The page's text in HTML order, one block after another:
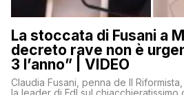
La stoccata di Fusani a
decreto rave non è
3 l’anno” | VIDEO
Claudia Fusani, penna de Il
la leader di FdI sul